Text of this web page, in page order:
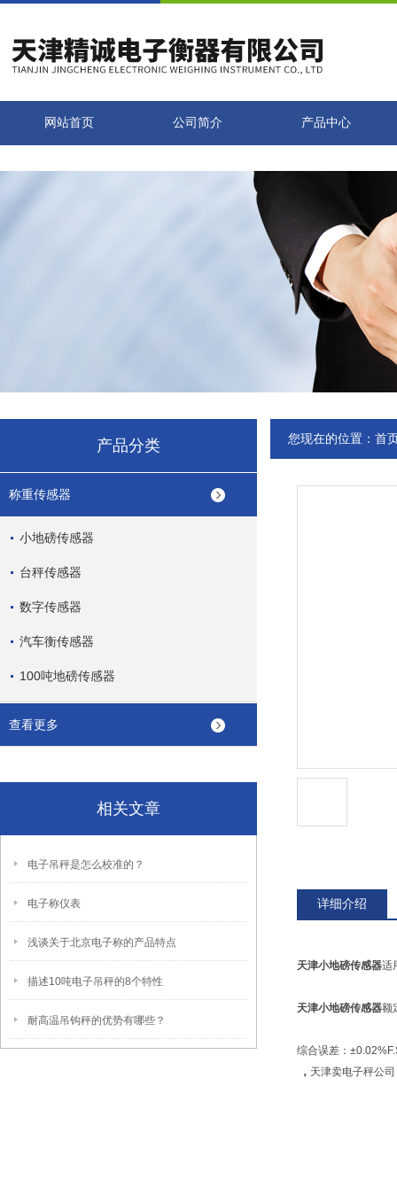
网站首页 公司简介 产品中心
产品分类
称重传感器
小地磅传感器
台秤传感器
数字传感器
汽车衡传感器
100吨地磅传感器
查看更多
相关文章
电子吊秤是怎么校准的？
电子称仪表
浅谈关于北京电子称的产品特点
描述10吨电子吊秤的8个特性
耐高温吊钩秤的优势有哪些？
您现在的位置： 首
详细介绍
天津小地磅传感器适
天津小地磅传感器额
综合误差：
， 天津卖电子秤公